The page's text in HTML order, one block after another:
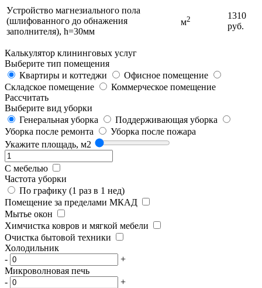
Уcтpoйcтвo мaгнeзиaльнoгo пoлa
(шлифованного до обнажения
зaпoлнитeля), h=30мм
м2
1310
руб.
Калькулятор клининговых услуг
Выберите тип помещения
Квартиры и коттеджи
Офисное помещение
Складское помещение
Коммерческое помещение
Рассчитать
Выберите вид уборки
Генеральная уборка
Поддерживающая уборка
Уборка после ремонта
Уборка после пожара
Укажите площадь, м2
С мебелью
Частота уборки
По графику (1 раз в 1 нед)
Помещение за пределами МКАД
Мытье окон
Химчистка ковров и мягкой мебели
Очистка бытовой техники
Холодильник
-
+
Микроволновая печь
-
+